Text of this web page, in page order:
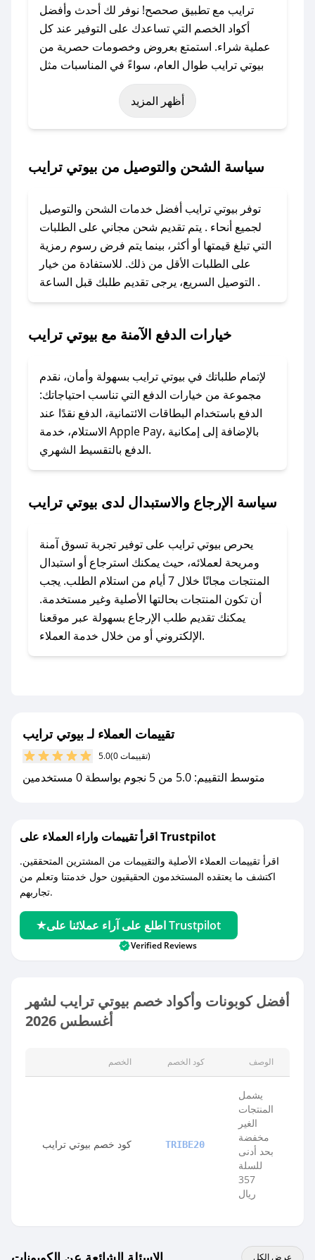
ترايب مع تطبيق صحصح! نوفر لك أحدث وأفضل
أكواد الخصم التي تساعدك على التوفير عند كل
عملية شراء. استمتع بعروض وخصومات حصرية من
بيوتي ترايب طوال العام، سواءً في المناسبات مثل
عيد الفطر، عيد الأضحى، الجمعة البيضاء (شهر
نوفمبر)، رمضان، اليوم الوطني، يوم التأسيس، أو
حتى عروض خاصة أخرى.
باستخدام تطبيق صحصح، يمكنك العثور بسهولة على
تواصل معنا عبر تويتر أو البريد الإلكتروني لإضافته
بسرعة.
### كيفية استخدام كود خصم بيوتي ترايب؟
1. انسخ كود الخصم من تطبيق صحصح.
2. الصقه في خانة الدفع عند التسوق من بيوتي
لا تقلق! يمكنك التواصل مع فريق دعم صحصح عبر
الرسائل الخاصة على تويتر أو البريد الإلكتروني،
وسنقوم بحل المشكلة في أسرع وقت ممكن.
### ماذا أفعل إذا لم أجد كود خصم لمتجري
المفضل؟
مراسلتنا مباشرة وسنعمل على توفير الكوبونات في
### كيف تحصل على كوبونات خصم حصرية من
بيوتي ترايب؟
للحصول على كوبونات وخصومات حصرية، قم بما
يلي:
- اضغط على أيقونة متابعة لمتجر بيوتي ترايب في
جديد.
مع صحصح، تسوق بذكاء ووفّر على كل مشترياتك مع
كوبونات خصم حصرية من بيوتي ترايب!
أظهر المزيد
سياسة الشحن والتوصيل من بيوتي ترايب
توفر بيوتي ترايب أفضل خدمات الشحن والتوصيل
لجميع أنحاء . يتم تقديم شحن مجاني على الطلبات
التي تبلغ قيمتها أو أكثر، بينما يتم فرض رسوم رمزية
على الطلبات الأقل من ذلك. للاستفادة من خيار
التوصيل السريع، يرجى تقديم طلبك قبل الساعة .
خيارات الدفع الآمنة مع بيوتي ترايب
لإتمام طلباتك في بيوتي ترايب بسهولة وأمان، نقدم
مجموعة من خيارات الدفع التي تناسب احتياجاتك:
الدفع باستخدام البطاقات الائتمانية، الدفع نقدًا عند
الاستلام، خدمة Apple Pay، بالإضافة إلى إمكانية
الدفع بالتقسيط الشهري.
سياسة الإرجاع والاستبدال لدى بيوتي ترايب
يحرص بيوتي ترايب على توفير تجربة تسوق آمنة
ومريحة لعملائه، حيث يمكنك استرجاع أو استبدال
المنتجات مجانًا خلال 7 أيام من استلام الطلب. يجب
أن تكون المنتجات بحالتها الأصلية وغير مستخدمة.
يمكنك تقديم طلب الإرجاع بسهولة عبر موقعنا
الإلكتروني أو من خلال خدمة العملاء.
تقييمات العملاء لـ بيوتي ترايب
5.0 (0 تقييمات)
متوسط التقييم: 5.0 من 5 نجوم بواسطة 0 مستخدمين
اقرأ تقييمات واراء العملاء على Trustpilot
اقرأ تقييمات العملاء الأصلية والتقييمات من المشترين المتحققين.
اكتشف ما يعتقده المستخدمون الحقيقيون حول خدمتنا وتعلم من
تجاربهم.
اطلع على آراء عملائنا على Trustpilot
Verified Reviews
أفضل كوبونات وأكواد خصم بيوتي ترايب لشهر
أغسطس 2026
الخصم كود الخصم الوصف
كود خصم بيوتي ترايب TRIBE20
يشمل
المنتجات
الغير
مخفضة
بحد أدنى
للسلة
357
ريال
عرض الكل